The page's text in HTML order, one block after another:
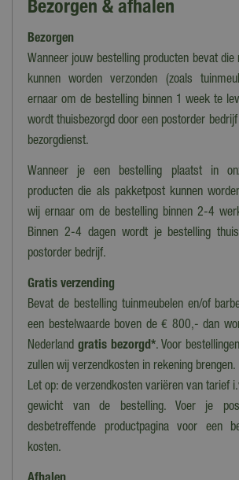
Groen
Hoofdmateriaal
Hout
Materiaal
Armleuning
Nee
Kleur kussens
Geen kussens
Stapelbaar
Nee
Type tuinstoel
Tuinstoel
Verstelbare rugleuning
Nee
Bezorgen & afhalen
Bezorgen
Wanneer jouw bestelling producten bevat
kunnen worden verzonden (zoals
ernaar om de bestelling binnen 1 week te
wordt thuisbezorgd door een postorder
bezorgdienst.
Wanneer je een bestelling plaatst in
producten die als pakketpost kunnen
wij ernaar om de bestelling binnen 2-4
Binnen 2-4 dagen wordt je bestelling
postorder bedrijf.
Gratis verzending
Bevat de bestelling tuinmeubelen en/of
een bestelwaarde boven de € 800,- dan
Nederland gratis bezorgd*. Voor
zullen wij verzendkosten in rekening brengen.
Let op: de verzendkosten variëren van tarief
gewicht van de bestelling. Voer je
desbetreffende productpagina voor een
kosten.